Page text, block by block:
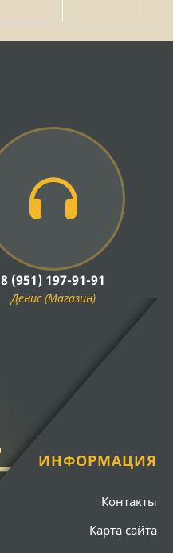
8 (951) 197-91-91
Денис (Магазин)
ИНФОРМАЦИЯ
Контакты
Карта сайта